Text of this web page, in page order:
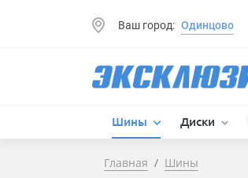
Ваш город: Одинцово
Шины Диски
Главная Шины